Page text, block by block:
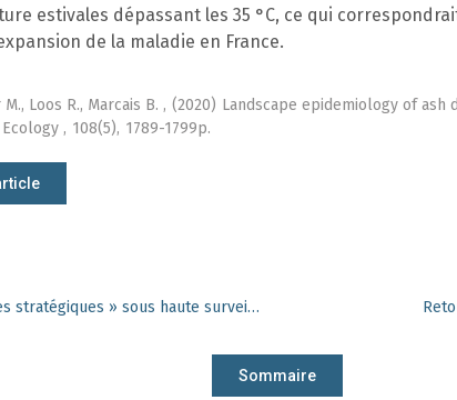
estivales dépassant les 35 °C, ce qui
de la maladie en France.
Loos R., Marcais B. , (2020) Landscape epidemiology of ash
, 108(5), 1789-1799p.
En Chine, les « Forêts de réserves stratégiques » sous haute surveillance
Sommaire